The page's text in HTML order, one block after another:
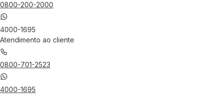
0800-200-2000
4000-1695
Atendimento ao cliente
0800-701-2523
4000-1695